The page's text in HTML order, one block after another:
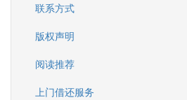
联系方式
版权声明
阅读推荐
上门借还服务